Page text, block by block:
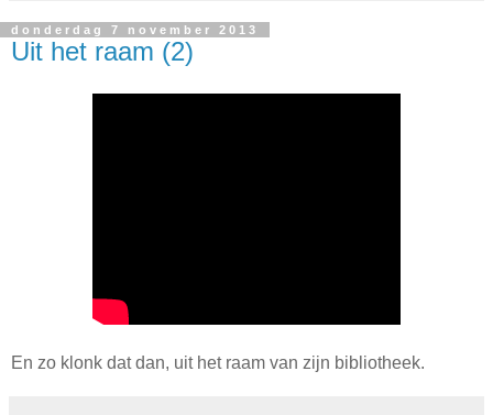
donderdag 7 november 2013
Uit het raam (2)
En zo klonk dat dan, uit het raam van zijn bibliotheek.